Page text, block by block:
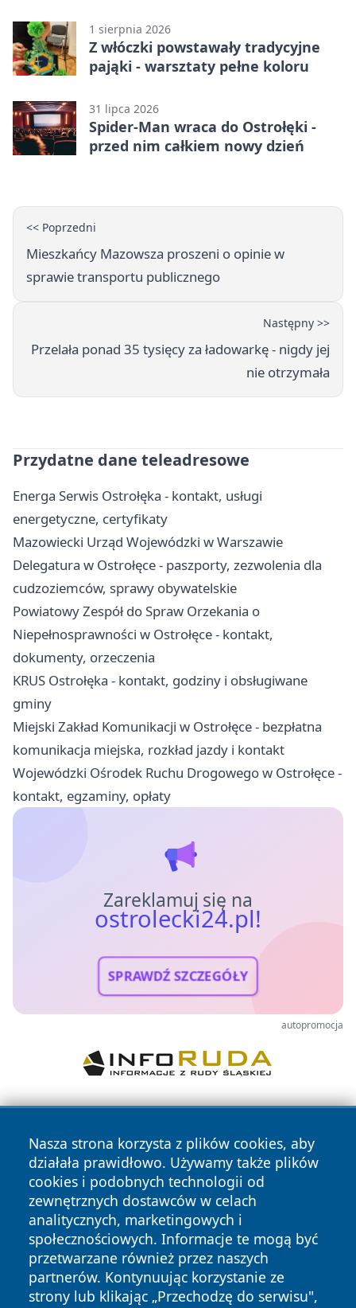
1 sierpnia 2026
Z włóczki powstawały tradycyjne
pająki - warsztaty pełne koloru
31 lipca 2026
Spider-Man wraca do Ostrołęki -
przed nim całkiem nowy dzień
<< Poprzedni
Mieszkańcy Mazowsza proszeni o opinie w
sprawie transportu publicznego
Następny >>
Przelała ponad 35 tysięcy za ładowarkę - nigdy jej
nie otrzymała
Przydatne dane teleadresowe
Energa Serwis Ostrołęka - kontakt, usługi
energetyczne, certyfikaty
Mazowiecki Urząd Wojewódzki w Warszawie
Delegatura w Ostrołęce - paszporty, zezwolenia dla
cudzoziemców, sprawy obywatelskie
Powiatowy Zespół do Spraw Orzekania o
Niepełnosprawności w Ostrołęce - kontakt,
dokumenty, orzeczenia
KRUS Ostrołęka - kontakt, godziny i obsługiwane
gminy
Miejski Zakład Komunikacji w Ostrołęce - bezpłatna
komunikacja miejska, rozkład jazdy i kontakt
Wojewódzki Ośrodek Ruchu Drogowego w Ostrołęce -
kontakt, egzaminy, opłaty
Zareklamuj się na
ostrolecki24.pl!
SPRAWDŹ SZCZEGÓŁY
autopromocja
Nasza strona korzysta z plików cookies, aby
działała prawidłowo. Używamy także plików
cookies i podobnych technologii od
zewnętrznych dostawców w celach
analitycznych, marketingowych i
społecznościowych. Informacje te mogą być
przetwarzane również przez naszych
partnerów. Kontynuując korzystanie ze
strony lub klikając „Przechodzę do serwisu",
Copyright © 2026 ostrolecki24.pl Wszystkie prawa
zastrzeżone.
News Autorzy
Polityka
Prywatności
Polityka
Cookies